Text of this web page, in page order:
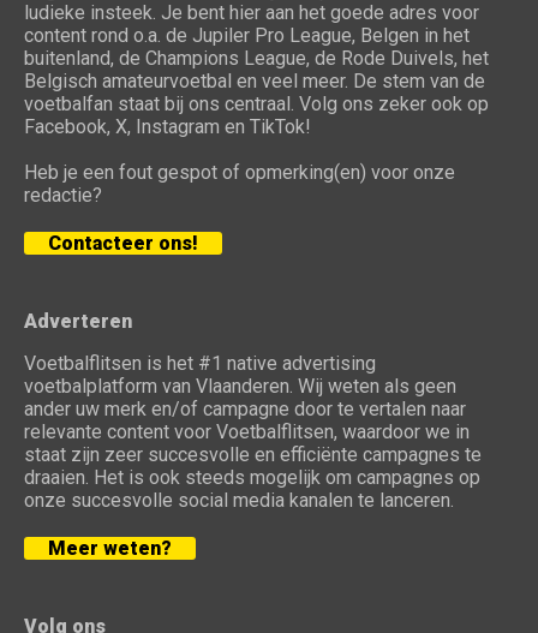
ludieke insteek. Je bent hier aan het goede adres voor
content rond o.a. de Jupiler Pro League, Belgen in het
buitenland, de Champions League, de Rode Duivels, het
Belgisch amateurvoetbal en veel meer. De stem van de
voetbalfan staat bij ons centraal. Volg ons zeker ook op
Facebook, X, Instagram en TikTok!
Heb je een fout gespot of opmerking(en) voor onze
redactie?
Contacteer ons!
Adverteren
Voetbalflitsen is het #1 native advertising
voetbalplatform van Vlaanderen. Wij weten als geen
ander uw merk en/of campagne door te vertalen naar
relevante content voor Voetbalflitsen, waardoor we in
staat zijn zeer succesvolle en efficiënte campagnes te
draaien. Het is ook steeds mogelijk om campagnes op
onze succesvolle social media kanalen te lanceren.
Meer weten?
Volg ons